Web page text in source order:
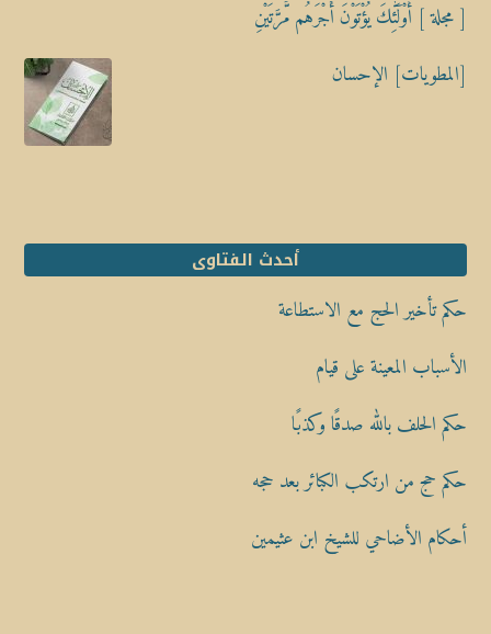
[ مجلة ] أُوْلَٰٓئِكَ يُؤْتَوْنَ أَجْرَهُم مَّرَّتَيْنِ
[المطويات] الإحسان
أحدث الفتاوى
حكم تأخير الحج مع الاستطاعة
الأسباب المعينة على قيام
حكم الحلف بالله صدقًا وكذبًا
حكم حج من ارتكب الكبائر بعد حجه
أحكام الأضاحي للشيخ ابن عثيمين